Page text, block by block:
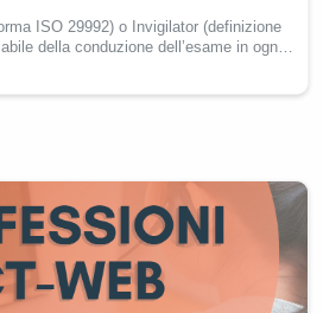
ISO 29992) o Invigilator (definizione
della conduzione dell’esame in ogni